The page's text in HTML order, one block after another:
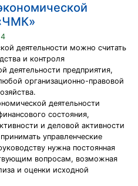
деятельности можно считать
и контроля
деятельности предприятия,
организационно-правовой
деятельности
состояния,
и деловой активности
управленческие
нужна постоянная
вопросам, возможная
и оценки исходной